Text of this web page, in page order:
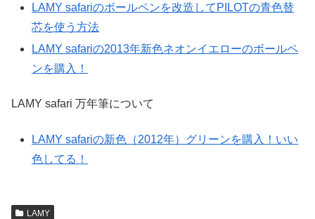
LAMY safariのボールペンを改造してPILOTの青色替
芯を使う方法
LAMY safariの2013年新色ネオンイエローのボールペ
ンを購入！
LAMY safari 万年筆について
LAMY safariの新色（2012年）グリーンを購入！いい
色してる！
LAMY